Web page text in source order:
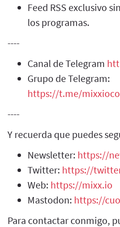
Feed RSS exclusivo
los programas.
----
Canal de Telegram
Grupo de Telegram:
https://t.me/
----
Y recuerda que puedes
Newsletter: https://
Twitter: https://
Web: https://mixx.io
Mastodon: https://
Para contactar conmigo,